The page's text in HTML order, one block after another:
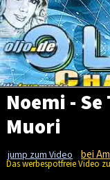
Noemi -
Muori
jump zum Video bei
Das werbespotfreie Video